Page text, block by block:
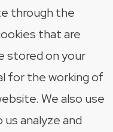
through the
that are
stored on your
for the working of
We also use
analyze and